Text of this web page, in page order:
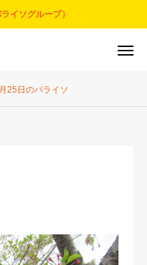
イソグループ）
25日のパライソ
サービスについて